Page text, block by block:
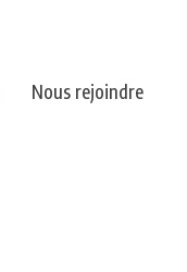
Nous rejoindre